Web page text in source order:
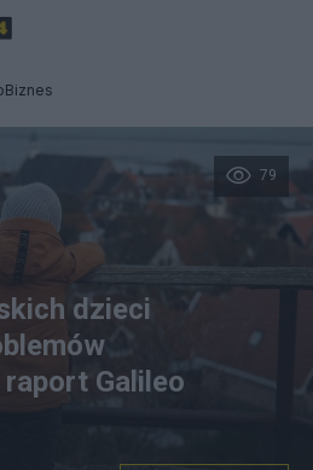
79
dzieci
Galileo